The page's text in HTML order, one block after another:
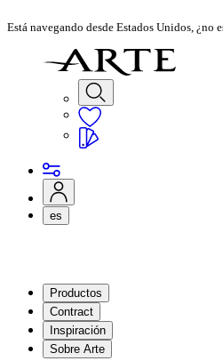
Está navegando desde Estados Unidos, ¿no
es
Productos
Contract
Inspiración
Sobre Arte